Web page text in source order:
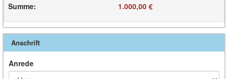
Summe: 1.000,00 €
Anschrift
Anrede